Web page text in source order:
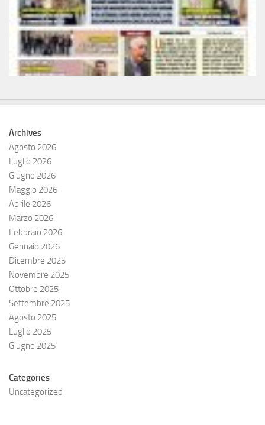
Archives
Agosto 2026
Luglio 2026
Giugno 2026
Maggio 2026
Aprile 2026
Marzo 2026
Febbraio 2026
Gennaio 2026
Dicembre 2025
Novembre 2025
Ottobre 2025
Settembre 2025
Agosto 2025
Luglio 2025
Giugno 2025
Categories
Uncategorized